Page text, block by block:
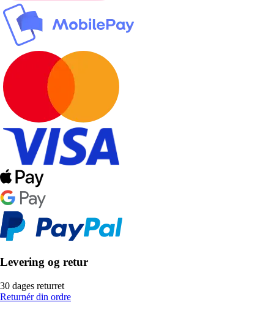
Levering og retur
30 dages returret
Returnér din ordre